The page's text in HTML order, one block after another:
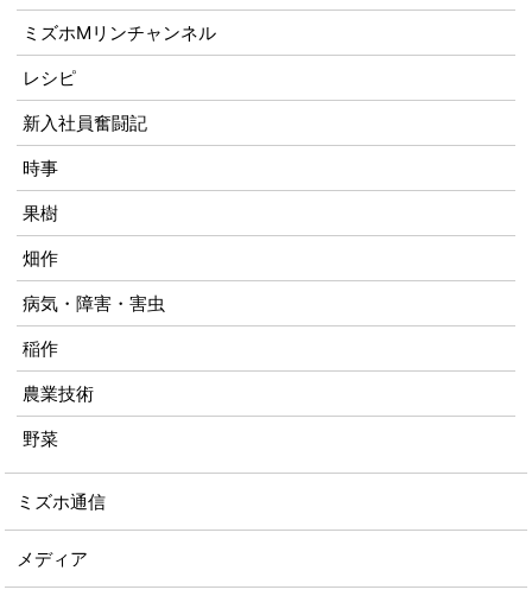
ミズホMリンチャンネル
レシピ
新入社員奮闘記
時事
果樹
畑作
病気・障害・害虫
稲作
農業技術
野菜
ミズホ通信
メディア